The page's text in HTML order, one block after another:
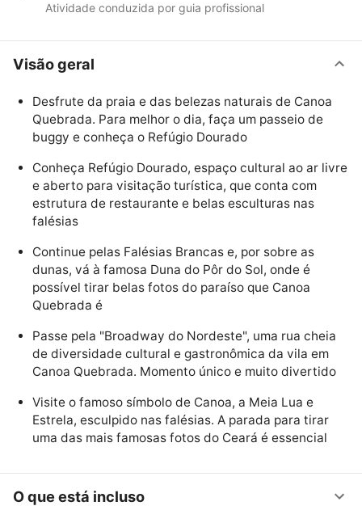
Atividade conduzida por guia profissional
Visão geral
Desfrute da praia e das belezas naturais de Canoa
Quebrada. Para melhor o dia, faça um passeio de
buggy e conheça o Refúgio Dourado
Conheça Refúgio Dourado, espaço cultural ao ar livre
e aberto para visitação turística, que conta com
estrutura de restaurante e belas esculturas nas
falésias
Continue pelas Falésias Brancas e, por sobre as
dunas, vá à famosa Duna do Pôr do Sol, onde é
possível tirar belas fotos do paraíso que Canoa
Quebrada é
Passe pela "Broadway do Nordeste", uma rua cheia
de diversidade cultural e gastronômica da vila em
Canoa Quebrada. Momento único e muito divertido
Visite o famoso símbolo de Canoa, a Meia Lua e
Estrela, esculpido nas falésias. A parada para tirar
uma das mais famosas fotos do Ceará é essencial
O que está incluso